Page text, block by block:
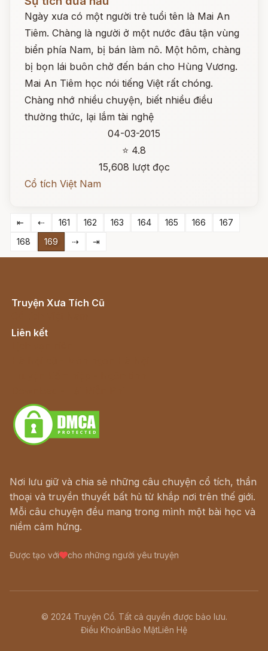
Ngày xưa có một người trẻ tuổi tên là Mai An
Tiêm. Chàng là người ở một nước đâu tận vùng
biển phía Nam, bị bán làm nô. Một hôm, chàng
bị bọn lái buôn chở đến bán cho Hùng Vương.
Mai An Tiêm học nói tiếng Việt rất chóng.
Chàng nhớ nhiều chuyện, biết nhiều điều
thường thức, lại lắm tài nghệ
04-03-2015
⭐ 4.8
15,608 lượt đọc
Cổ tích Việt Nam
⇤ ⇠ 161 162 163 164 165 166
167
168
169 ⇢ ⇥
Truyện Xưa Tích Cũ
Liên kết
Nơi lưu giữ và chia sẻ những câu chuyện cổ tích, thần
thoại và truyền thuyết bất hủ từ khắp nơi trên thế giới.
Mỗi câu chuyện đều mang trong mình một bài học và
niềm cảm hứng.
Được tạo với cho những người yêu truyện
© 2024 Truyện Cổ. Tất cả quyền được bảo lưu.
Điều KhoảnBảo MậtLiên Hệ